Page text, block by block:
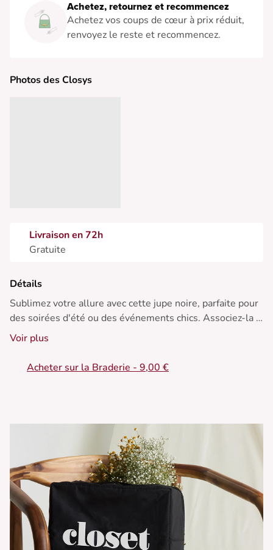
Achetez, retournez et recommencez
Achetez vos coups de cœur à prix réduit,
renvoyez le reste et recommencez.
Photos des Closys
Livraison en 72h
Gratuite
Détails
Sublimez votre allure avec cette jupe noire, parfaite pour
des soirées d'été ou des événements chics. Associez-la à
un haut éclatant pour un contraste captivant.
• Jupe en dentelle
Voir plus
Acheter sur la Braderie - 9,00 €